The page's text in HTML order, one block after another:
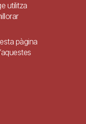
Ajuda
Decret 1112/2018, de 7 de
per a dispositius
utilitza
pàgina